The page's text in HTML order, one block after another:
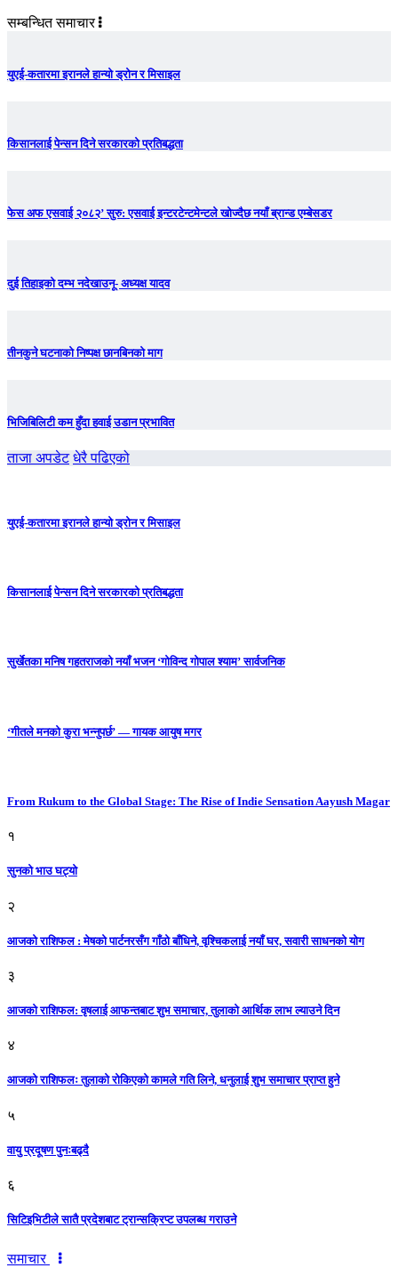
सम्बन्धित समाचार
युएई-कतारमा इरानले हान्यो ड्रोन र मिसाइल
किसानलाई पेन्सन दिने सरकारको प्रतिबद्धता
फेस अफ एसवाई २०८२’ सुरु: एसवाई इन्टरटेन्टमेन्टले खोज्दैछ नयाँ ब्रान्ड एम्बेसडर
दुई तिहाइको दम्भ नदेखाउनू- अध्यक्ष यादव
तीनकुने घटनाकाे निष्पक्ष छानबिनकाे माग
भिजिबिलिटी कम हुँदा हवाई उडान प्रभावित
ताजा अपडेट धेरै पढिएको
युएई-कतारमा इरानले हान्यो ड्रोन र मिसाइल
किसानलाई पेन्सन दिने सरकारको प्रतिबद्धता
सुर्खेतका मनिष गहतराजको नयाँ भजन ‘गोविन्द गोपाल श्याम’ सार्वजनिक
‘गीतले मनको कुरा भन्नुपर्छ’ — गायक आयुष मगर
From Rukum to the Global Stage: The Rise of Indie Sensation Aayush Magar
१
सुनको भाउ घट्याे
२
आजको राशिफल : मेषको पार्टनरसँग गाँठो बाँधिने, वृश्चिकलाई नयाँ घर, सवारी साधनकाे याेग
३
आजकाे राशिफल: वृषलाई आफन्तबाट शुभ समाचार, तुलाकाे आर्थिक लाभ ल्याउने दिन
४
आजको राशिफलः तुलाकाे रोकिएको कामले गति लिने, धनुलाई शुभ समाचार प्राप्त हुने
५
वायु प्रदूषण पुनःबढ्दै
६
सिटिइभिटीले सातै प्रदेशबाट ट्रान्सक्रिप्ट उपलब्ध गराउने
समाचार